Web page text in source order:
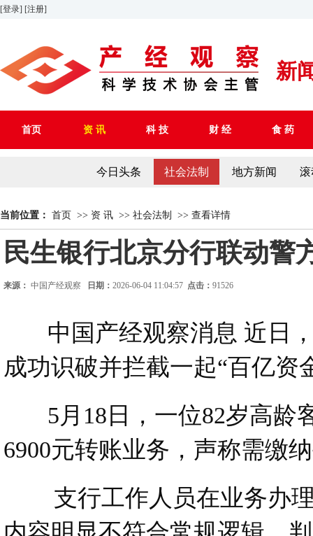
[登录] [注册]
新
首页 资 讯 科 技 财 经 食 药
今日头条 社会法制 地方新闻 滚
当前位置： 首页 >> 资 讯 >> 社会法制 >> 查看详情
民生银行北京分行联动警
来源： 中国产经观察 日期： 2026-06-04 11:04:57 点击： 91526
中国产经观察消息 近日，
成功识破并拦截一起“百亿资
5月18日，一位82岁高龄
6900元转账业务，声称需缴
支行工作人员在业务办理